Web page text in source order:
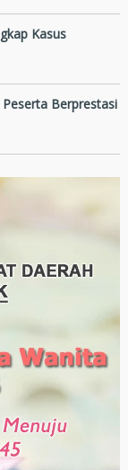
Kasus
Berprestasi